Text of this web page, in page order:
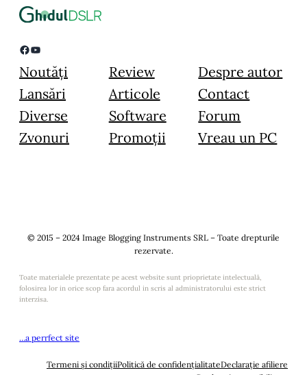
Facebook YouTube
Noutăți
Lansări
Diverse
Zvonuri
Review
Articole
Software
Promoții
Despre autor
Contact
Forum
Vreau un PC
© 2015 – 2024 Image Blogging Instruments SRL – Toate drepturile
rezervate.
Toate materialele prezentate pe acest website sunt prioprietate intelectuală,
folosirea lor in orice scop fara acordul in scris al administratorului este strict
interzisa.
…a perrfect site
Termeni și condițiiPolitică de confidențialitateDeclarație afiliere